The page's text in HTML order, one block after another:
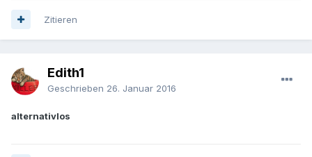
Zitieren
Edith1
Geschrieben 26. Januar 2016
alternativlos